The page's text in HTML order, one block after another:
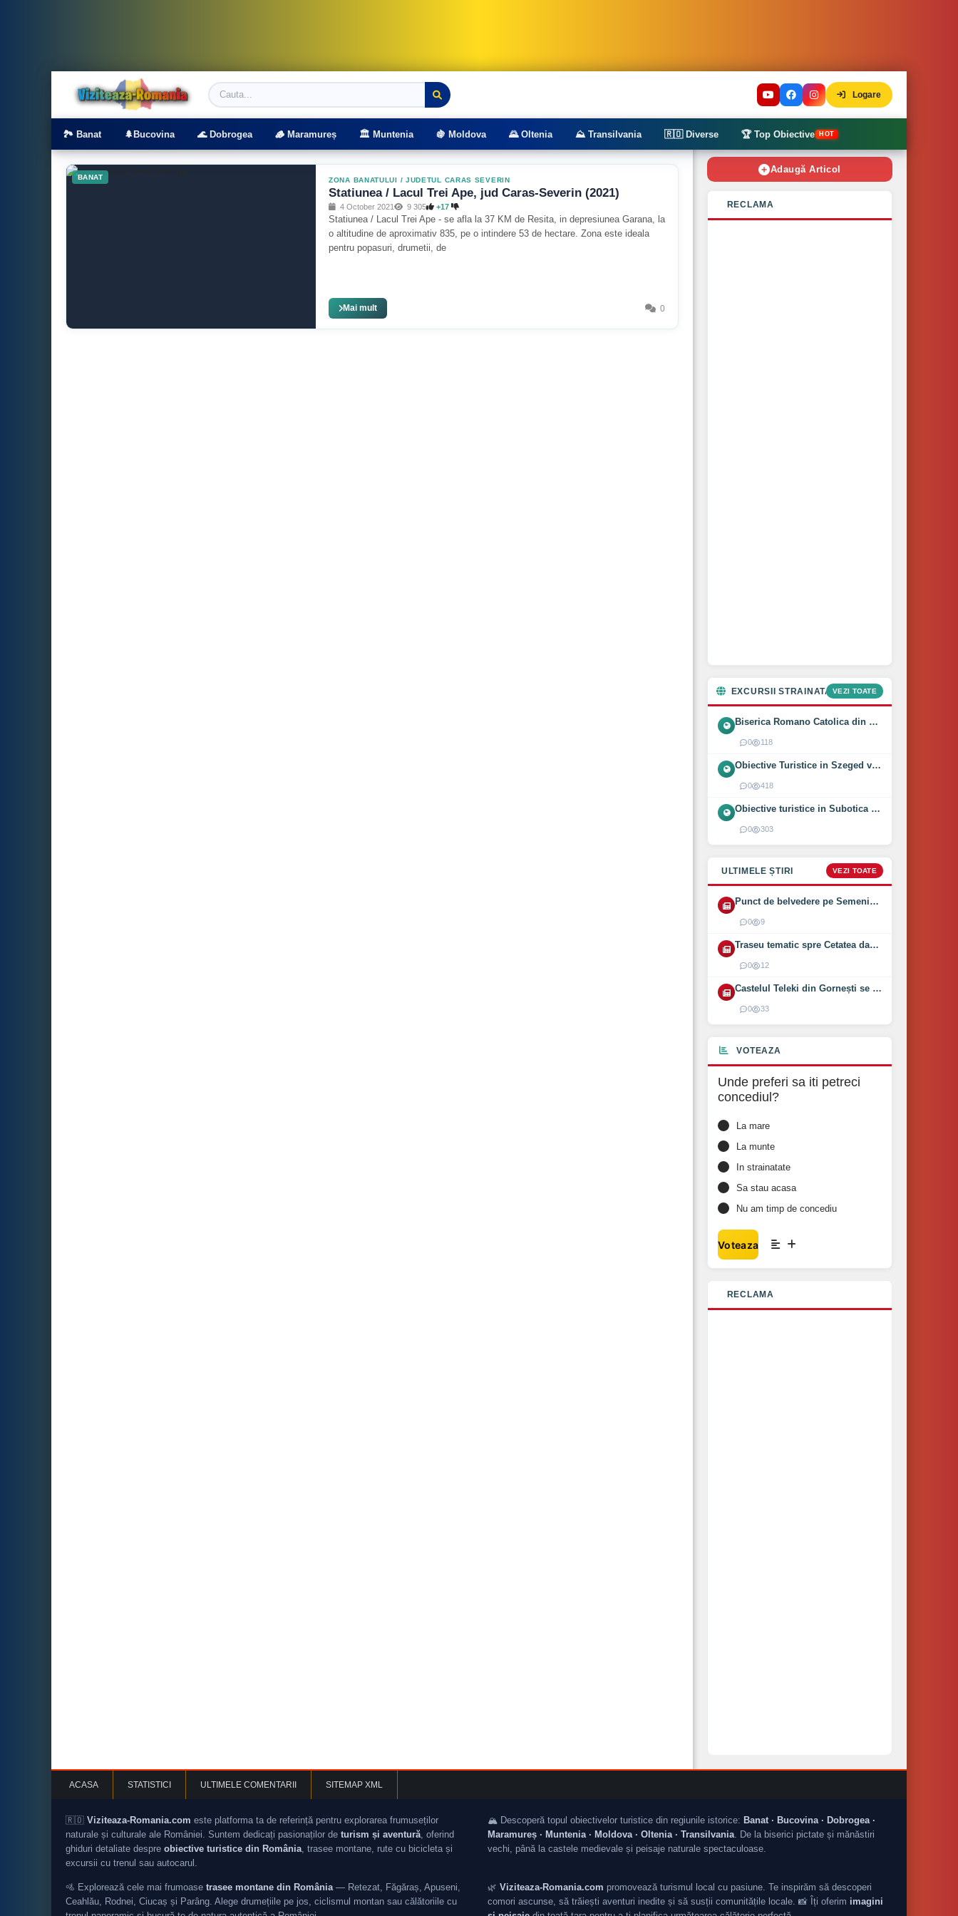
Viziteaza Romania | Obiective Turistice | Trasee montane
Logare
🏞️ Banat 🌲Bucovina 🌊 Dobrogea 🪵 Maramureș 🏛️ Muntenia 🍇 Moldova 🌄 Oltenia ⛰️ Transilvania 🇷🇴 Diverse 🏆 Top Obiective HOT
BANAT ZONA BANATULUI / JUDETUL CARAS SEVERIN
Statiunea / Lacul Trei Ape, jud Caras-Severin (2021)
4 October 2021 9 305 +17
Statiunea / Lacul Trei Ape - se afla la 37 KM de Resita, in depresiunea Garana, la
o altitudine de aproximativ 835, pe o intindere 53 de hectare. Zona este ideala
pentru popasuri, drumetii, de
Mai mult 0
Adaugă Articol
RECLAMA
EXCURSII STRAINATATEVEZI TOATE
Biserica Romano Catolica din Óföldeák, Ungaria (2025)
0 118
Obiective Turistice in Szeged vizitate intr-o zi (2024)
0 418
Obiective turistice in Subotica vizitate intr-o zi (2024)
0 303
ULTIMELE ȘTIRI VEZI TOATE
Punct de belvedere pe Semenic inaugurat pe 1 August 2026
0 9
Traseu tematic spre Cetatea dacică Bănița deschis (2026)
0 12
Castelul Teleki din Gornești se redeschide pe 1 august 2026
0 33
VOTEAZA
Unde preferi sa iti petreci
concediul?
La mare
La munte
In strainatate
Sa stau acasa
Nu am timp de concediu
Voteaza
RECLAMA
ACASA STATISTICI ULTIMELE COMENTARII SITEMAP XML
🇷🇴 Viziteaza-Romania.com este platforma ta de referință pentru explorarea frumuseților
naturale și culturale ale României. Suntem dedicați pasionaților de turism și aventură, oferind
ghiduri detaliate despre obiective turistice din România, trasee montane, rute cu bicicleta și
excursii cu trenul sau autocarul.
🏔️ Descoperă topul obiectivelor turistice din regiunile istorice: Banat · Bucovina · Dobrogea ·
Maramureș · Muntenia · Moldova · Oltenia · Transilvania. De la biserici pictate și mănăstiri
vechi, până la castele medievale și peisaje naturale spectaculoase.
🚵 Explorează cele mai frumoase trasee montane din România— Retezat, Făgăraș, Apuseni,
Ceahlău, Rodnei, Ciucaș și Parâng. Alege drumețiile pe jos, ciclismul montan sau călătoriile cu
🌿 Viziteaza-Romania.com promovează turismul local cu pasiune. Te inspirăm să descoperi
comori ascunse, să trăiești aventuri inedite și să susții comunitățile locale. 📸 Îți oferim imagini